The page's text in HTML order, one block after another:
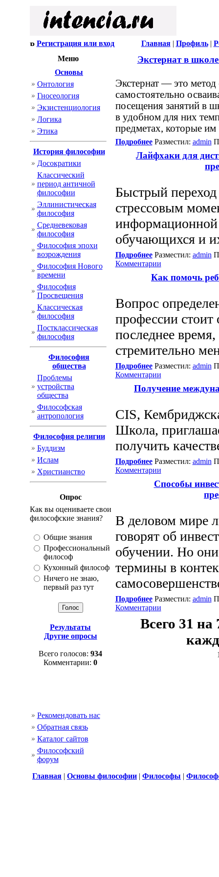
Регистрация или вход Главная| Профиль|
Меню
Основы
Онтология
Гносеология
Экзистенциология
Логика
Этика
История философии
Досократики
Классический
период античной
философии
Эллинистическая
философия
Cредневековая
философия
Философия эпохи
возрождения
Философия Нового
времени
Философия
Просвещения
Классическая
философия
Постклассическая
философия
Философия
общества
Проблемы
устройства
общества
Философская
антропология
Философия религии
Буддизм
Ислам
Христианство
Опрос
Как вы оцениваете свои
философские знания?
Общие знания
Профессиональный
философ
Кухонный философ
Ничего не знаю,
первый раз тут
Результаты
Другие опросы
Всего голосов: 934
Комментарии: 0
Рекомендовать нас
Обратная связь
Каталог сайтов
Философский
форум
Экстернат в
Экстернат — это
самостоятельно
посещения занятий в
в удобном для них
предметах, которые им
ПодробнееРазместил: admin
Лайфхаки для
Быстрый
стрессовым
обучающихся и
ПодробнееРазместил: admin
Комментарии
Как помочь
Вопрос
профессии стоит
последнее
стремительно
ПодробнееРазместил: admin
Комментарии
Получение
CIS,
Школа,
получить
ПодробнееРазместил: admin
Комментарии
Способы
В деловом мире
говорят об
обучении. Но
термины в
ПодробнееРазместил: admin
Комментарии
Всего 31 на
Главная | Основы философии | Философы |